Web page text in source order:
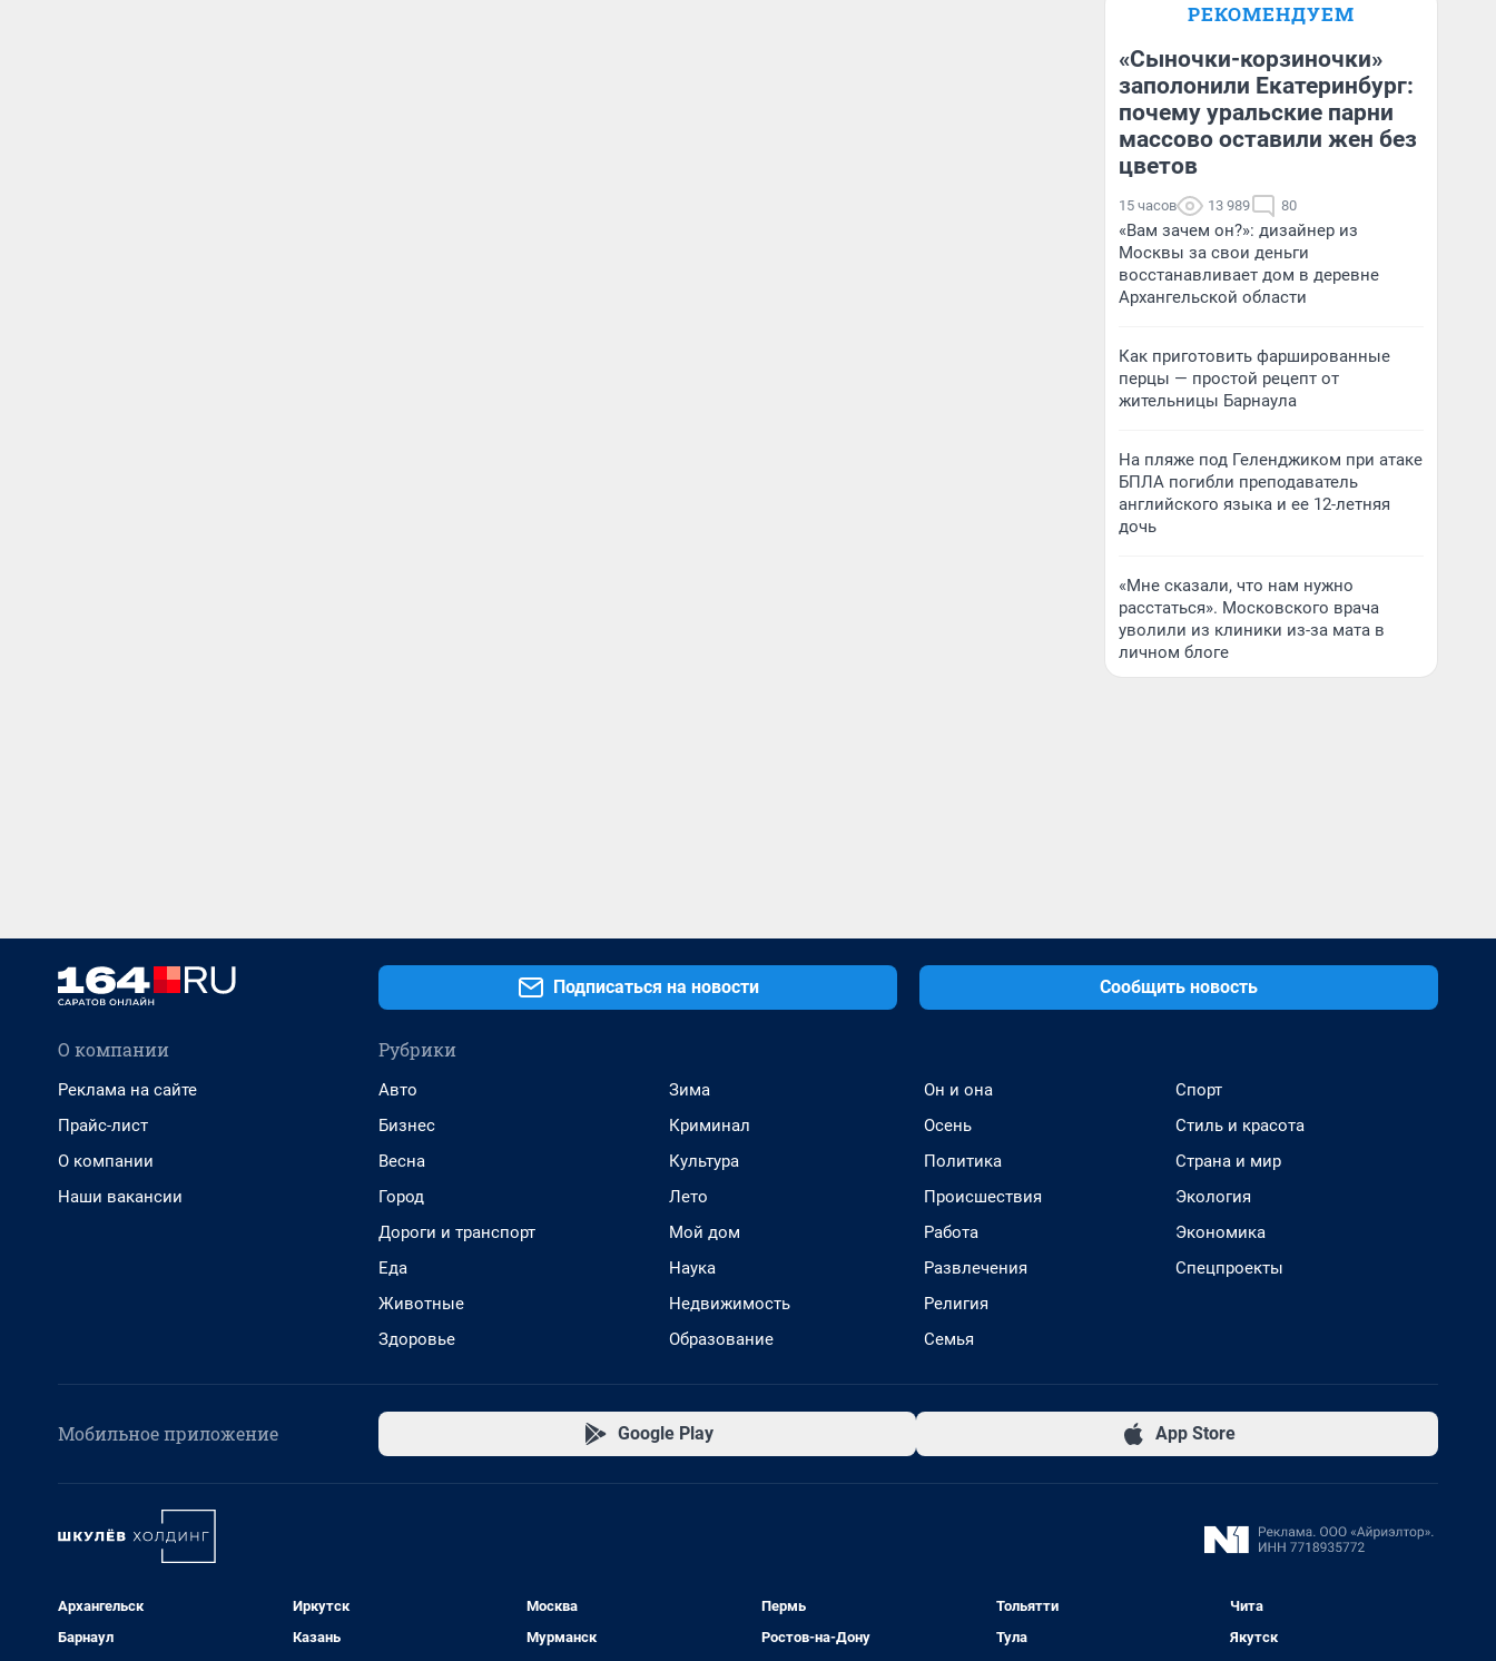
Екатерина Торопова
недвижимости
РЕКОМЕНДУЕМ
«Сыночки-корзиночки»
заполонили Екатеринбург:
почему уральские парни
массово оставили жен без
цветов
15 часов 13 989 80
«Вам зачем он?»: дизайнер из
Москвы за свои деньги
восстанавливает дом в деревне
Архангельской области
Как приготовить фаршированные
перцы — простой рецепт от
жительницы Барнаула
На пляже под Геленджиком при атаке
БПЛА погибли преподаватель
английского языка и ее 12-летняя
дочь
«Мне сказали, что нам нужно
расстаться». Московского врача
уволили из клиники из-за мата в
личном блоге
Подписаться на новости Сообщить новость
О компании
Реклама на сайте
Прайс-лист
О компании
Наши вакансии
Рубрики
Авто
Бизнес
Весна
Город
Дороги и транспорт
Еда
Животные
Здоровье
Зима
Криминал
Культура
Лето
Мой дом
Наука
Недвижимость
Образование
Он и она
Осень
Политика
Происшествия
Работа
Развлечения
Религия
Семья
Спорт
Стиль и красота
Страна и мир
Экология
Экономика
Спецпроекты
Мобильное приложение Google Play App Store
Архангельск
Барнаул
Иркутск
Казань
Москва
Мурманск
Пермь
Ростов-на-Дону
Тольятти
Тула
Чита
Якутск